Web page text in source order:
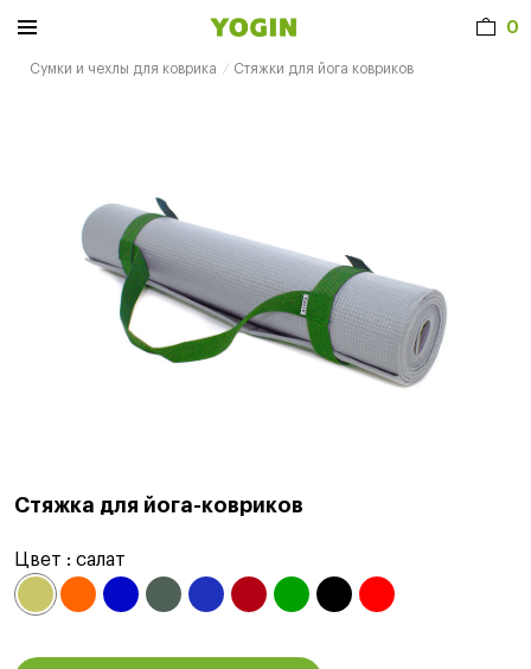
0
Сумки и чехлы для коврика Стяжки для йога ковриков
Стяжка для йога-ковриков
Цвет : салат